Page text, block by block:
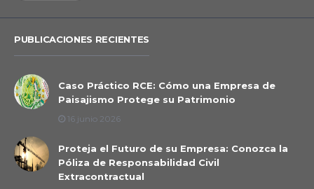
PUBLICACIONES RECIENTES
Caso Práctico RCE: Cómo una Empresa de
Paisajismo Protege su Patrimonio
16 junio 2026
Proteja el Futuro de su Empresa: Conozca la
Póliza de Responsabilidad Civil
Extracontractual